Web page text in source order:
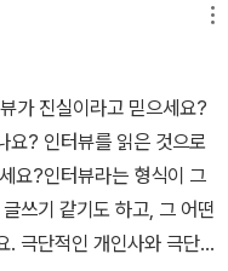
배회하도록 이끄는 사
게 준 것은 체념과 실망인
치고 성가실지언정 새로
파는 일이야말로 이 세계
라는 사실을. 시네마
같은 엄격함으로 연극과
’이라 부르는 로베르 브레
메모가 갖는 가치는 어차
가 진실이라고 믿으세요?
요? 인터뷰를 읽은 것으로
요?인터뷰라는 형식이 그
쓰기 같기도 하고, 그 어떤
. 극단적인 개인사와 극단